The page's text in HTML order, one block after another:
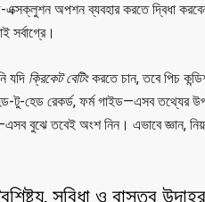
এক্সক্লুশন অপশন ব্যবহার করতে দ্বিধা
সর্বাগ্রে।
যদি ক্রিকেট বেটিংকরতে চান, তবে পিচ
টু-হেড রেকর্ড, ফর্ম গাইড—এসব তথ্যের
বুঝে তবেই অংশ নিন। এভাবে
সুবিধা ও বাস্তব